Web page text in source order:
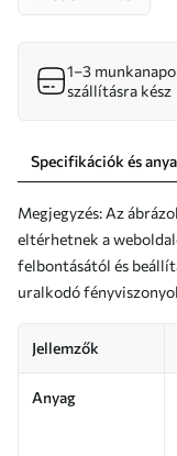
1–3
szállításra kész
Specifikációk és
Megjegyzés: Az
eltérhetnek a
felbontásától és
uralkodó
Jellemzők
Anyag